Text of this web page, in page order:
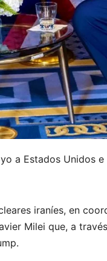
a Estados Unidos
iraníes, en
Milei que, a